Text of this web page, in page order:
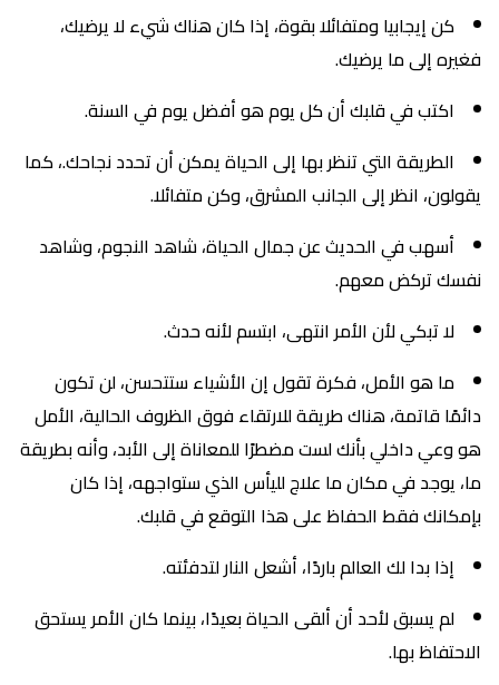
كن إيجابيا ومتفائلا بقوة، إذا كان هناك شيء لا يرضيك،
فغيره إلى ما يرضيك.
اكتب في قلبك أن كل يوم هو أفضل يوم في السنة.
الطريقة التي تنظر بها إلى الحياة يمكن أن تحدد نجاحك.، كما
يقولون، انظر إلى الجانب المشرق، وكن متفائلا.
أسهب في الحديث عن جمال الحياة، شاهد النجوم، وشاهد
نفسك تركض معهم.
لا تبكي لأن الأمر انتهى، ابتسم لأنه حدث.
ما هو الأمل، فكرة تقول إن الأشياء ستتحسن، لن تكون
دائمًا قاتمة، هناك طريقة للارتقاء فوق الظروف الحالية، الأمل
هو وعي داخلي بأنك لست مضطرًا للمعاناة إلى الأبد، وأنه بطريقة
ما، يوجد في مكان ما علاج لليأس الذي ستواجهه، إذا كان
بإمكانك فقط الحفاظ على هذا التوقع في قلبك.
إذا بدا لك العالم باردًا، أشعل النار لتدفئته.
لم يسبق لأحد أن ألقى الحياة بعيدًا، بينما كان الأمر يستحق
الاحتفاظ بها.